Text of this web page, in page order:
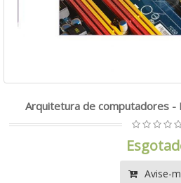
Arquitetura de computadores -
Avise-